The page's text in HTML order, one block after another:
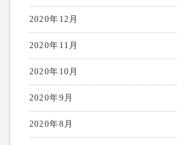
2020年12月
2020年11月
2020年10月
2020年9月
2020年8月